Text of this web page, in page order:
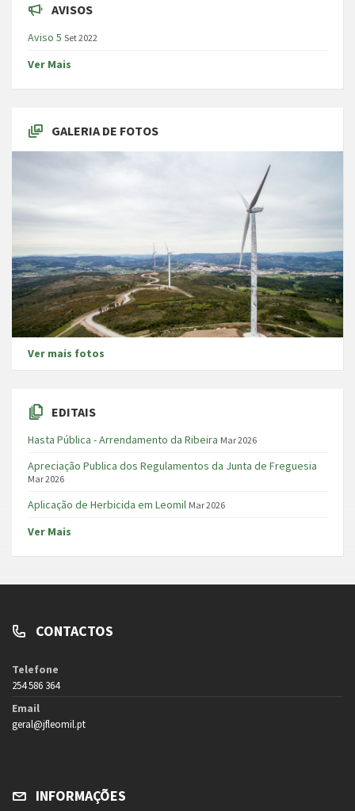
AVISOS
Aviso 5 Set 2022
Ver Mais
GALERIA DE FOTOS
Ver mais fotos
EDITAIS
Hasta Pública - Arrendamento da Ribeira Mar 2026
Apreciação Publica dos Regulamentos da Junta de Freguesia
Mar 2026
Aplicação de Herbicida em Leomil Mar 2026
Ver Mais
CONTACTOS
Telefone
254 586 364
Email
geral@jfleomil.pt
INFORMAÇÕES